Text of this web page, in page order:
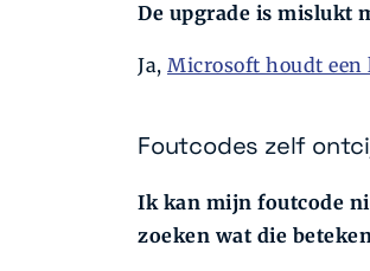
De upgrade is mislukt
Ja, Microsoft houdt
Foutcodes zelf
Ik kan mijn foutcode
zoeken wat die